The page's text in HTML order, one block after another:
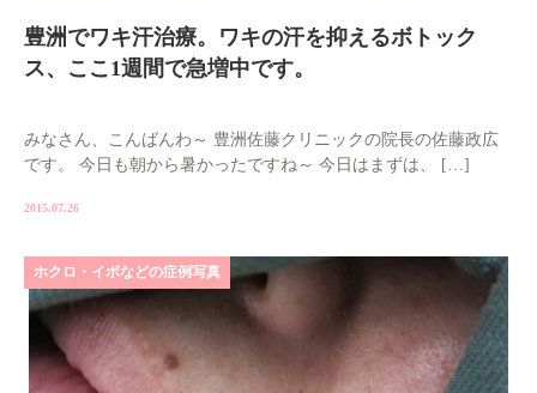
豊洲でワキ汗治療。ワキの汗を抑えるボトック
ス、ここ1週間で急増中です。
みなさん、こんばんわ～ 豊洲佐藤クリニックの院長の佐藤政広
です。 今日も朝から暑かったですね～ 今日はまずは、 […]
2015.07.26
ホクロ・イボなどの症例写真